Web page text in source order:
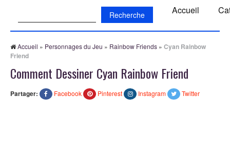
Accueil
Accueil » Personnages du Jeu » Rainbow Friends » Cyan Rainbow
Friend
Comment Dessiner Cyan Rainbow Friend
Partager: Facebook Pinterest Instagram Twitter